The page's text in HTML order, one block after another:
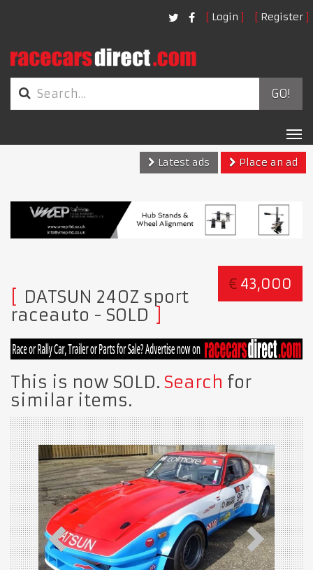
Login Register
GO!
Latest ads
Place an ad
€ 43,000
DATSUN 240Z sport
raceauto - SOLD
This is now SOLD. Search for
similar items.